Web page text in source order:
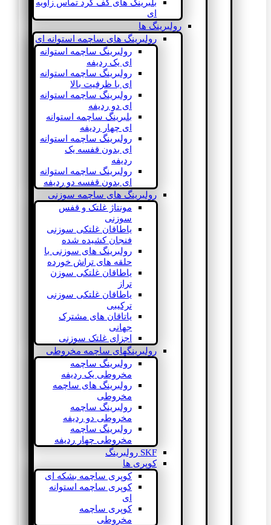
بلبرینگ های کف گرد تماس زاویه
ای
رولبرینگ ها
رولبرینگ های ساچمه استوانه ای
رولبرینگ ساچمه استوانه
ای یک ردیفه
رولبرینگ ساچمه استوانه
ای با ظرفیت بالا
رولبرینگ ساچمه استوانه
ای دو ردیفه
بلبرینگ ساچمه استوانه
ای چهار ردیفه
رولبرینگ ساچمه استوانه
ای بدون قفسه یک
ردیفه
رولبرینگ ساچمه استوانه
ای بدون قفسه دو ردیفه
رولبرینگ های ساچمه سوزنی
مونتاژ غلتک و قفس
سوزنی
یاطاقان غلتکی سوزنی
فنجان کشیده شده
رولبرینگ های سوزنی با
حلقه های تراش خورده
یاطاقان غلتکی سوزن
تراز
یاطاقان غلتکی سوزنی
ترکیبی
یاتاقان های مشترک
جهانی
اجزای غلتک سوزنی
رولبرینگهای ساچمه مخروطی
رولبرینگ ساچمه
مخروطی یک ردیفه
رولبرینگ های ساچمه
مخروطی
رولبرینگ ساچمه
مخروطی دو ردیفه
رولبرینگ ساچمه
مخروطی چهار ردیفه
SKF رولبرینگ
کوپری ها
کوپری ساچمه بشکه ای
کوپری ساچمه استوانه
ای
کوپری ساچمه
مخروطی